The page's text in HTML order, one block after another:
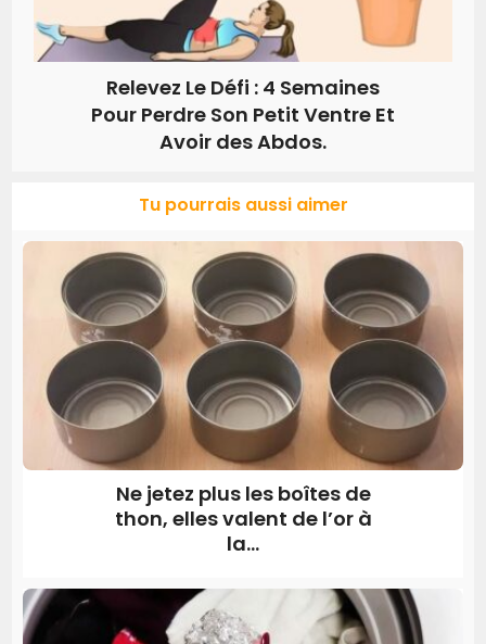
Relevez Le Défi : 4 Semaines
Pour Perdre Son Petit Ventre Et
Avoir des Abdos.
Tu pourrais aussi aimer
Ne jetez plus les boîtes de
thon, elles valent de l’or à
la...